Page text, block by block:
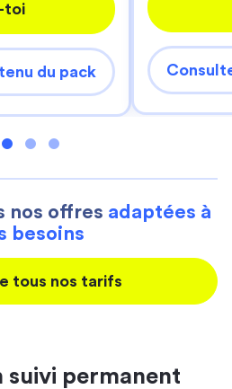
toi
du pack
nos offres adaptées à
besoins
tous nos tarifs
suivi permanent